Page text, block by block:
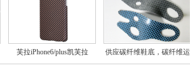
芙拉iPhone6/plus凯芙拉
(kevlar)芳
供应碳纤维鞋底，碳纤维运
动